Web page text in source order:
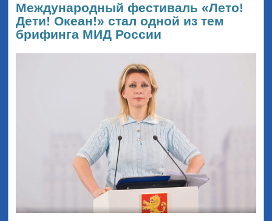
Международный фестиваль «Лето!
Дети! Океан!» стал одной из тем
брифинга МИД России